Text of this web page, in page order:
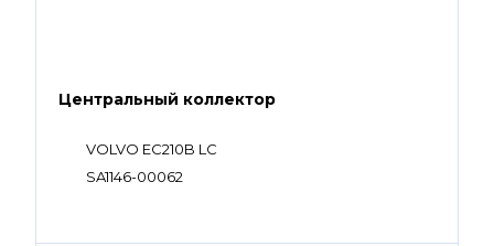
Центральный коллектор
VOLVO EC210B LC
SA1146-00062